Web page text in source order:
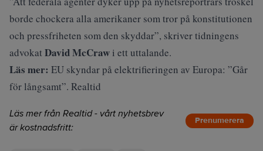
borde chockera alla amerikaner som tror på konstitutionen
och pressfriheten som den skyddar”, skriver tidningens
advokat David McCraw i ett uttalande.
Läs mer: EU skyndar på elektrifieringen av Europa: ”Går
för långsamt”. Realtid
Läs mer från Realtid - vårt nyhetsbrev
är kostnadsfritt:
Prenumerera